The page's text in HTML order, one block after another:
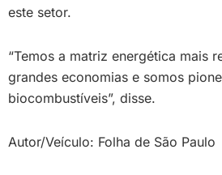
este setor.
“Temos a matriz energética mais
grandes economias e somos
biocombustíveis”, disse.
Autor/Veículo: Folha de São Paulo